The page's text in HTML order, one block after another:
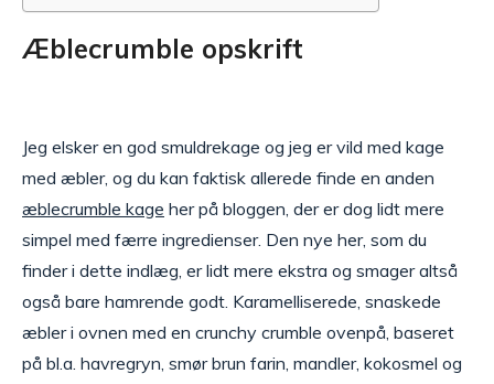
Æblecrumble opskrift
Jeg elsker en god smuldrekage og jeg er vild med kage
med æbler, og du kan faktisk allerede finde en anden
æblecrumble kage her på bloggen, der er dog lidt mere
simpel med færre ingredienser. Den nye her, som du
finder i dette indlæg, er lidt mere ekstra og smager altså
også bare hamrende godt. Karamelliserede, snaskede
æbler i ovnen med en crunchy crumble ovenpå, baseret
på bl.a. havregryn, smør brun farin, mandler, kokosmel og